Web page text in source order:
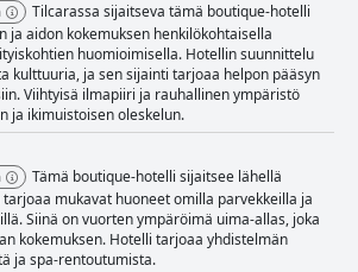
Tilcarassa sijaitseva tämä boutique-hotelli
ja aidon kokemuksen henkilökohtaisella
huomioimisella. Hotellin suunnittelu
kulttuuria, ja sen sijainti tarjoaa helpon pääsyn
Viihtyisä ilmapiiri ja rauhallinen ympäristö
ja ikimuistoisen oleskelun.
Tämä boutique-hotelli sijaitsee lähellä
mukavat huoneet omilla parvekkeilla ja
Siinä on vuorten ympäröimä uima-allas, joka
kokemuksen. Hotelli tarjoaa yhdistelmän
ja spa-rentoutumista.